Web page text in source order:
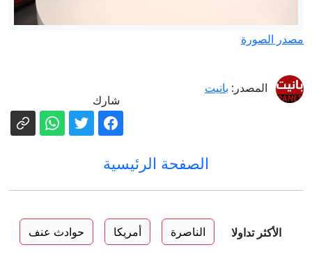
مصدر الصورة
المصدر: بانيت
شارك
الصفحة الرئيسية
الأكثر تداولا الناصرة أمريكا حوادث عنف